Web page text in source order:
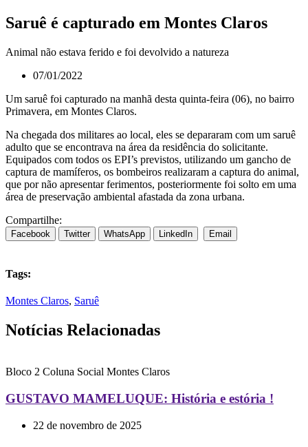
Saruê é capturado em Montes Claros
Animal não estava ferido e foi devolvido a natureza
07/01/2022
Um saruê foi capturado na manhã desta quinta-feira (06), no bairro
Primavera, em Montes Claros.
Na chegada dos militares ao local, eles se depararam com um saruê
adulto que se encontrava na área da residência do solicitante.
Equipados com todos os EPI’s previstos, utilizando um gancho de
captura de mamíferos, os bombeiros realizaram a captura do animal,
que por não apresentar ferimentos, posteriormente foi solto em uma
área de preservação ambiental afastada da zona urbana.
Compartilhe:
Facebook Twitter WhatsApp LinkedIn Email
Tags:
Montes Claros, Saruê
Notícias Relacionadas
Bloco 2 Coluna Social Montes Claros
GUSTAVO MAMELUQUE: História e estória !
22 de novembro de 2025